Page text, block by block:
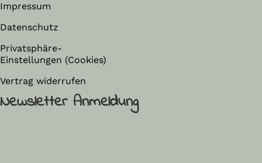
Impressum
Datenschutz
Privatsphäre-
Einstellungen (Cookies)
Vertrag widerrufen
Newsletter Anmeldung